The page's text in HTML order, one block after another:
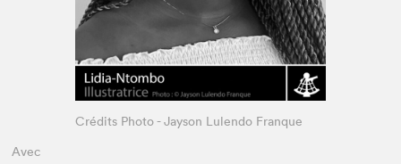
Avec
Crédits Photo - Jayson Lulendo Franque